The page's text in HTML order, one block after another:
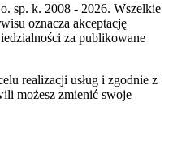
sp. k. 2008 - 2026. Wszelkie
oznacza akceptację
za publikowane
realizacji usług i zgodnie z
możesz zmienić swoje